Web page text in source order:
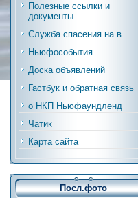
Полезные ссылки и
документы
Служба спасения на в...
Ньюфособытия
Доска объявлений
Гастбук и обратная связь
о НКП Ньюфаундленд
Чатик
Карта сайта
Посл.фото